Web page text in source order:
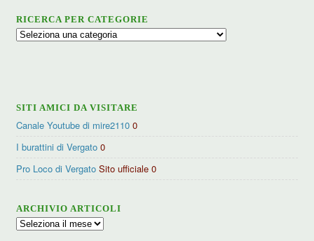
RICERCA PER CATEGORIE
Ricerca
SITI AMICI DA VISITARE
Canale Youtube di mire2110 0
I burattini di Vergato 0
Pro Loco di Vergato Sito ufficiale 0
ARCHIVIO ARTICOLI
Archivio